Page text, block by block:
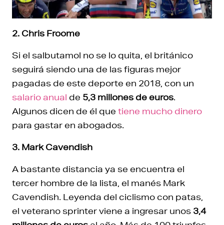
2. Chris Froome
Si el salbutamol no se lo quita, el británico
seguirá siendo una de las figuras mejor
pagadas de este deporte en 2018, con un
salario anual de 5,3 millones de euros.
Algunos dicen de él que tiene mucho dinero
para gastar en abogados.
3. Mark Cavendish
A bastante distancia ya se encuentra el
tercer hombre de la lista, el manés Mark
Cavendish. Leyenda del ciclismo con patas,
el veterano sprinter viene a ingresar unos 3,4